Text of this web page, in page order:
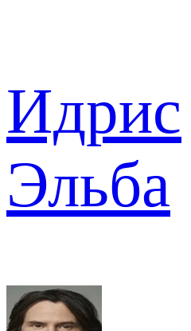
Идрис
Эльба